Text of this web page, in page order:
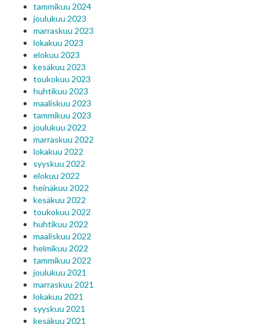
tammikuu 2024
joulukuu 2023
marraskuu 2023
lokakuu 2023
elokuu 2023
kesäkuu 2023
toukokuu 2023
huhtikuu 2023
maaliskuu 2023
tammikuu 2023
joulukuu 2022
marraskuu 2022
lokakuu 2022
syyskuu 2022
elokuu 2022
heinäkuu 2022
kesäkuu 2022
toukokuu 2022
huhtikuu 2022
maaliskuu 2022
helmikuu 2022
tammikuu 2022
joulukuu 2021
marraskuu 2021
lokakuu 2021
syyskuu 2021
kesäkuu 2021